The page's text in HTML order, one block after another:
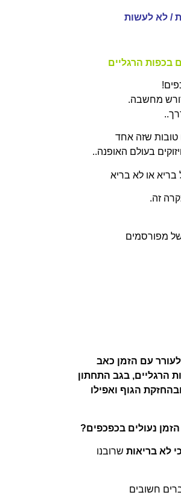
/ לא לעשות
בכפות הרגליים
דורש מחשבה.
טובות שזה אחד
בעולם האופנה..
בריא או לא בריא
זה.
מפורסמים
עם הזמן כאב
הרגליים, בגב התחתון
הגוף ואפילו
נעולים בכפכפים?
לא בריאות שרובנו
חשובים